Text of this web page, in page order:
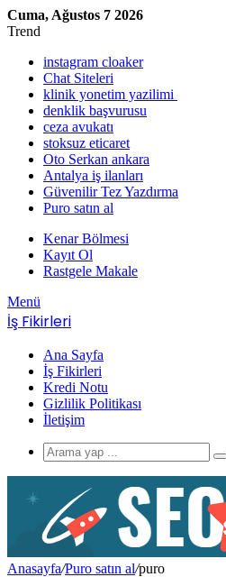
Cuma, Ağustos 7 2026
Trend
instagram cloaker
Chat Siteleri
klinik yonetim yazilimi
denklik başvurusu
ceza avukatı
stoksuz eticaret
Oto Serkan ankara
Antalya iş ilanları
Güvenilir Tez Yazdırma
Puro satın al
Kenar Bölmesi
Kayıt Ol
Rastgele Makale
Menü
İş Fikirleri
Ana Sayfa
İş Fikirleri
Kredi Notu
Gizlilik Politikası
İletişim
Anasayfa/Puro satın al/puro